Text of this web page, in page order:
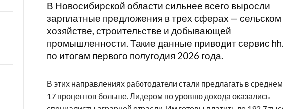
В Новосибирской области сильнее всего выросли
зарплатные предложения в трех сферах — сельском
хозяйстве, строительстве и добывающей
промышленности. Такие данные приводит сервис
по итогам первого полугодия 2026 года.
В этих направлениях работодатели стали предлагать в
17 процентов больше. Лидером по уровню дохода оказались